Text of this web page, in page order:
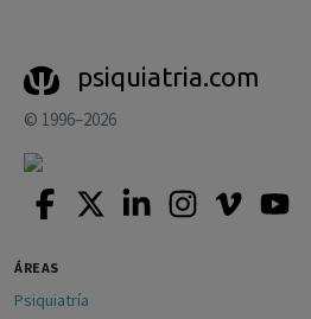
psiquiatria.com
© 1996–2026
ÁREAS
Psiquiatría